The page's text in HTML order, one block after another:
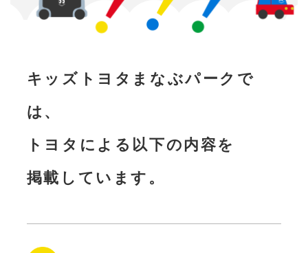
キッズトヨタまなぶパークで
は、
トヨタによる以下の内容を
掲載しています。